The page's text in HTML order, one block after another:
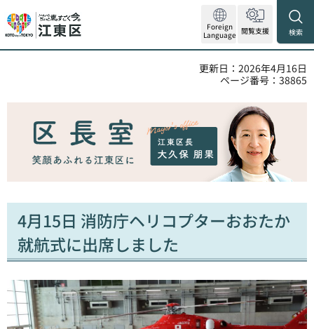
Foreign
Language 閲覧支援 検索
更新日：2026年4月16日
ページ番号：38865
4月15日 消防庁ヘリコプターおおたか
就航式に出席しました